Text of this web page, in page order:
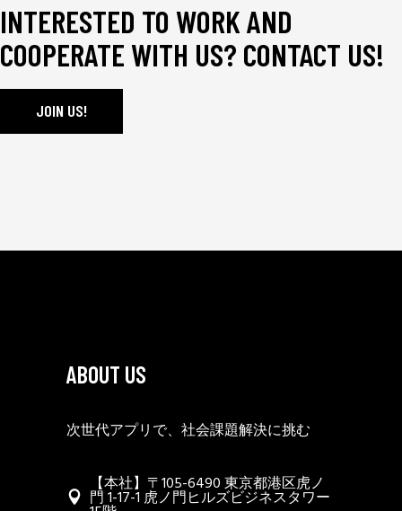
INTERESTED TO WORK AND
COOPERATE WITH US? CONTACT US!
JOIN US!
ABOUT US
次世代アプリで、社会課題解決に挑む
【本社】〒105-6490 東京都港区虎ノ
門 1-17-1 虎ノ門ヒルズビジネスタワー